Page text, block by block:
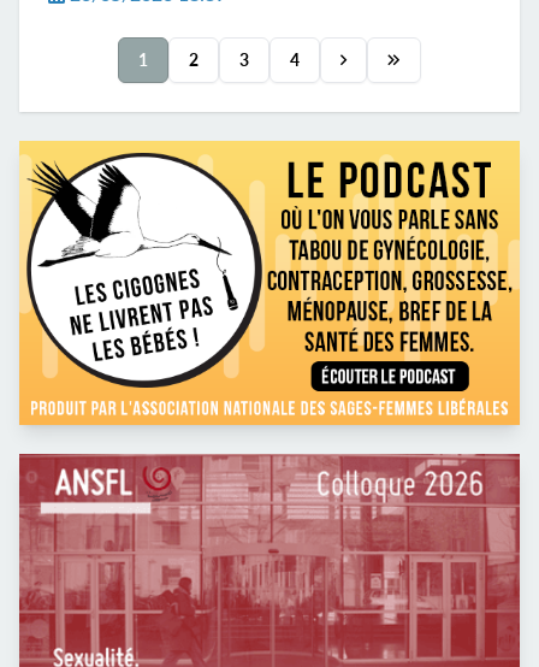
maladie). L'activité est variée : consultation gynéco
et contraception, suivi de grossesse, préparation à
souhaits. Le cabinet...
1 2 3 4